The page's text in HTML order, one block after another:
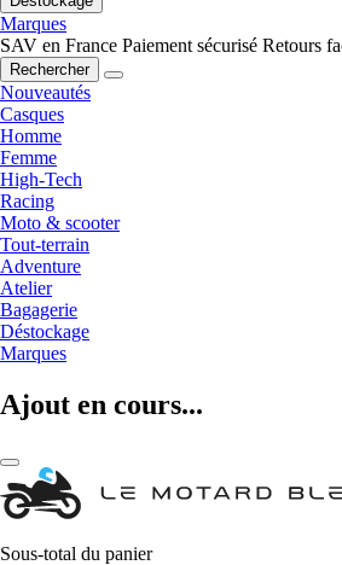
Marques
SAV en France Paiement sécurisé Retours
Rechercher
Nouveautés
Casques
Homme
Femme
High-Tech
Racing
Moto & scooter
Tout-terrain
Adventure
Atelier
Bagagerie
Déstockage
Marques
Ajout en cours...
Sous-total du panier